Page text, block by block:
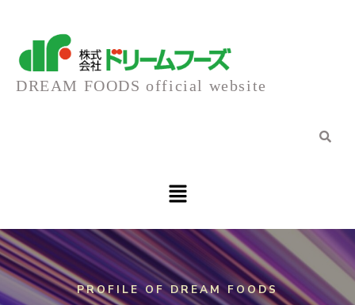
プ
DREAM FOODS official website
メ
ニ
ー
PROFILE OF DREAM FOODS